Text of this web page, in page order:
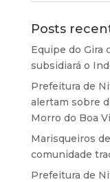
Posts
Equipe do Gira
subsidiará o
Prefeitura de
alertam sobre
Morro do Boa
Marisqueiros
comunidade
Prefeitura de